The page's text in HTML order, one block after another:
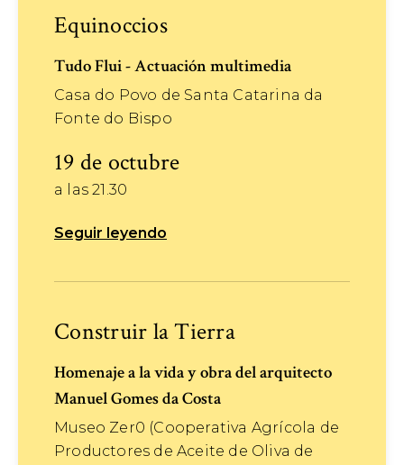
Equinoccios
Tudo Flui - Actuación multimedia
Casa do Povo de Santa Catarina da
Fonte do Bispo
19 de octubre
a las 21.30
Seguir leyendo
Construir la Tierra
Homenaje a la vida y obra del arquitecto
Manuel Gomes da Costa
Museo Zer0 (Cooperativa Agrícola de
Productores de Aceite de Oliva de